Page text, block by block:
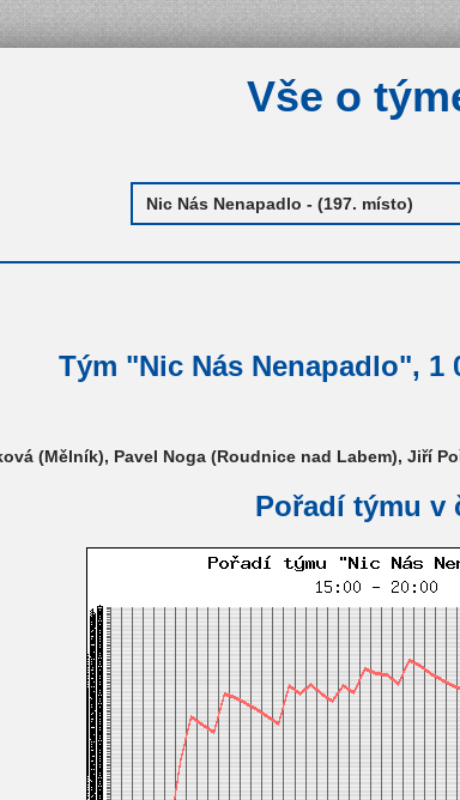
Vše o
Tým "Nic Nás Nenapadlo", 1
(Mělník), Pavel Noga (Roudnice nad Labem), Jiří
Pořadí týmu v